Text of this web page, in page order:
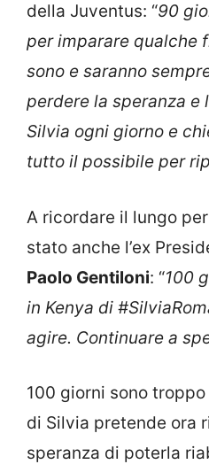
della Juventus: “90
per imparare qualche
sono e saranno
perdere la speranza e
Silvia ogni giorno e
tutto il possibile per
A ricordare il lungo
stato anche l’ex
Paolo Gentiloni: “100
in Kenya di
agire. Continuare a
100 giorni sono
di Silvia pretende ora
speranza di poterla